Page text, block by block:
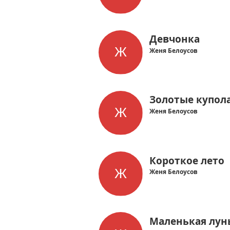
Девчонка
Женя Белоусов
Золотые
Женя Белоусов
Короткое лето
Женя Белоусов
Маленькая